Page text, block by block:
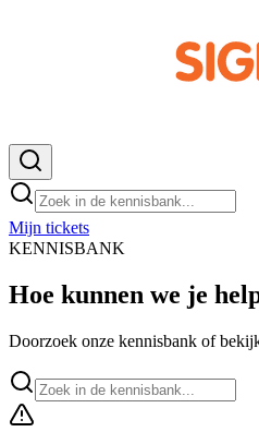
Mijn tickets
KENNISBANK
Hoe kunnen we je
Doorzoek onze kennisbank of